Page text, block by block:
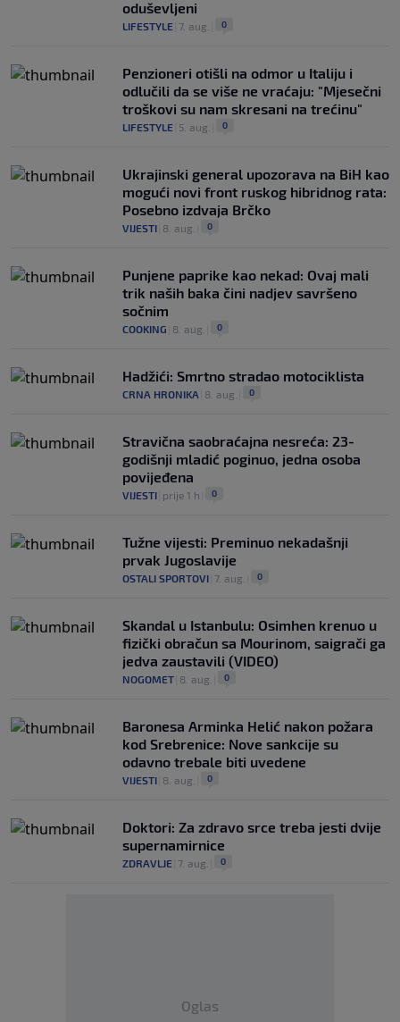
oduševljeni
LIFESTYLE 7. aug. 0
Penzioneri otišli na odmor u Italiju i
odlučili da se više ne vraćaju: "Mjesečni
troškovi su nam skresani na trećinu"
LIFESTYLE 5. aug. 0
Ukrajinski general upozorava na BiH kao
mogući novi front ruskog hibridnog rata:
Posebno izdvaja Brčko
VIJESTI 8. aug. 0
Punjene paprike kao nekad: Ovaj mali
trik naših baka čini nadjev savršeno
sočnim
COOKING 8. aug. 0
Hadžići: Smrtno stradao motociklista
CRNA HRONIKA 8. aug. 0
Stravična saobraćajna nesreća: 23-
godišnji mladić poginuo, jedna osoba
povijeđena
VIJESTI prije 1 h 0
Tužne vijesti: Preminuo nekadašnji
prvak Jugoslavije
OSTALI SPORTOVI 7. aug. 0
Skandal u Istanbulu: Osimhen krenuo u
fizički obračun sa Mourinom, saigrači ga
jedva zaustavili (VIDEO)
NOGOMET 8. aug. 0
Baronesa Arminka Helić nakon požara
kod Srebrenice: Nove sankcije su
odavno trebale biti uvedene
VIJESTI 8. aug. 0
Doktori: Za zdravo srce treba jesti dvije
supernamirnice
ZDRAVLJE 7. aug. 0
Oglas